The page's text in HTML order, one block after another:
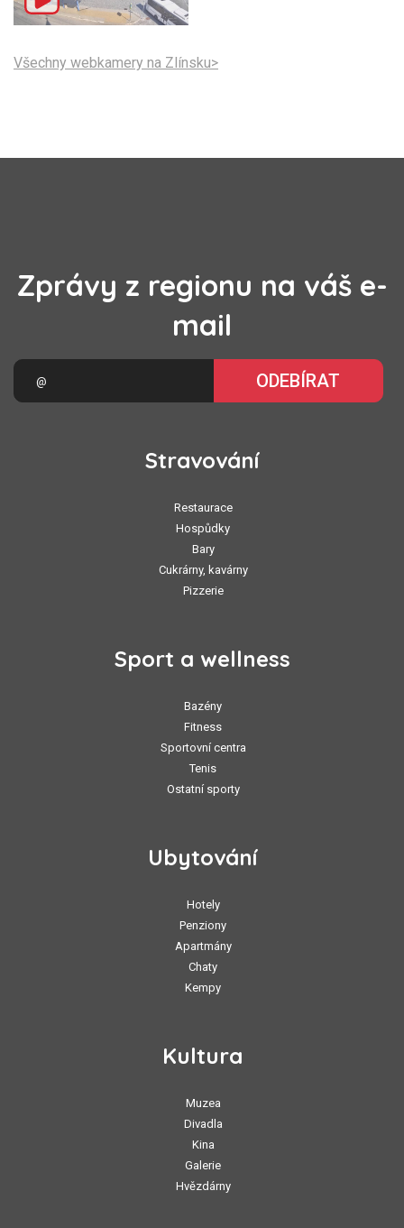
Všechny webkamery na Zlínsku>
Zprávy z regionu na váš e-
mail
ODEBÍRAT
Stravování
Restaurace
Hospůdky
Bary
Cukrárny, kavárny
Pizzerie
Sport a wellness
Bazény
Fitness
Sportovní centra
Tenis
Ostatní sporty
Ubytování
Hotely
Penziony
Apartmány
Chaty
Kempy
Kultura
Muzea
Divadla
Kina
Galerie
Hvězdárny